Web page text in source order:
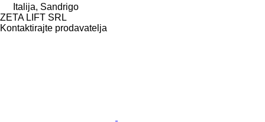
Italija, Sandrigo
ZETA LIFT SRL
Kontaktirajte prodavatelja